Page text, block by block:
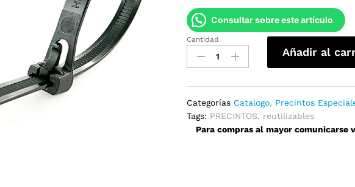
Consultar sobre este artículo
Precintos
Reutilizables
76mm
quantity
Cantidad
Añadir al
Categorías Catalogo, Precintos
Tags: PRECINTOS, reutilizables
Para compras al mayor